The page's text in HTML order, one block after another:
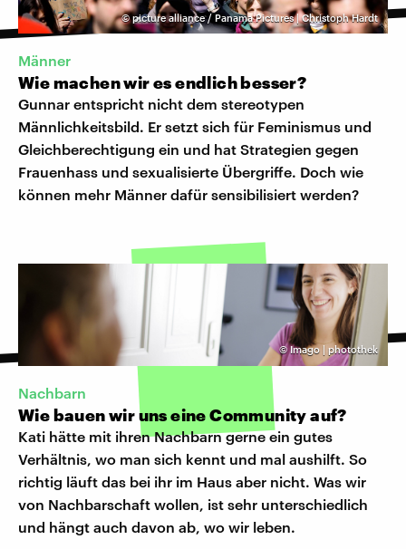
©picture alliance / Panama Pictures | Christoph Hardt
Männer
Wie machen wir es endlich besser?
Gunnar entspricht nicht dem stereotypen
Männlichkeitsbild. Er setzt sich für Feminismus und
Gleichberechtigung ein und hat Strategien gegen
Frauenhass und sexualisierte Übergriffe. Doch wie
können mehr Männer dafür sensibilisiert werden?
©Imago | photothek
Nachbarn
Wie bauen wir uns eine Community auf?
Kati hätte mit ihren Nachbarn gerne ein gutes
Verhältnis, wo man sich kennt und mal aushilft. So
richtig läuft das bei ihr im Haus aber nicht. Was wir
von Nachbarschaft wollen, ist sehr unterschiedlich
und hängt auch davon ab, wo wir leben.